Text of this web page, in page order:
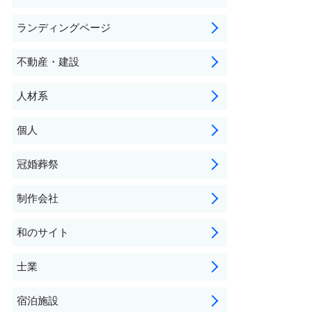
ランディングページ
不動産・建設
人材系
個人
冠婚葬祭
制作会社
和のサイト
士業
宿泊施設